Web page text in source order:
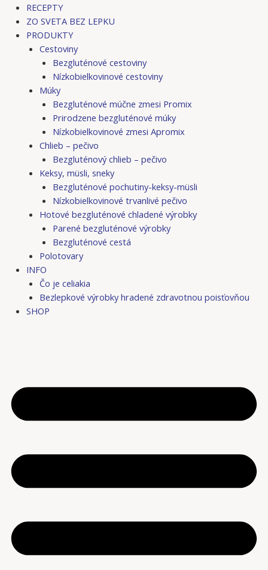
RECEPTY
ZO SVETA BEZ LEPKU
PRODUKTY
Cestoviny
Bezgluténové cestoviny
Nízkobielkovinové cestoviny
Múky
Bezgluténové múčne zmesi Promix
Prirodzene bezgluténové múky
Nízkobielkovinové zmesi Apromix
Chlieb – pečivo
Bezgluténový chlieb – pečivo
Keksy, müsli, sneky
Bezgluténové pochutiny-keksy-müsli
Nízkobielkovinové trvanlivé pečivo
Hotové bezgluténové chladené výrobky
Parené bezgluténové výrobky
Bezgluténové cestá
Polotovary
INFO
Čo je celiakia
Bezlepkové výrobky hradené zdravotnou poisťovňou
SHOP